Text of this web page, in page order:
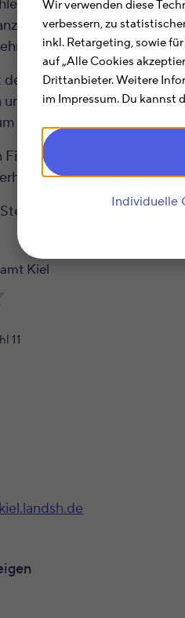
Wir verwenden diese
verbessern, zu
inkl. Retargeting, sowie
auf „Alle Cookies
Drittanbieter. Weitere
im Impressum. Du kannst
Individuelle
Holstein) hilft Dir
Kiel für Dich
der Finanzamtsnummer
und Angelegenheiten. Hier
Steuerklassenwechsel
Finanzämtern oft ein
Du im Rahmen der
mit2120,
Kiel
11